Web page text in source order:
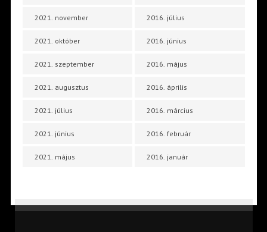
2021. november
2021. október
2021. szeptember
2021. augusztus
2021. július
2021. június
2021. május
2016. július
2016. június
2016. május
2016. április
2016. március
2016. február
2016. január